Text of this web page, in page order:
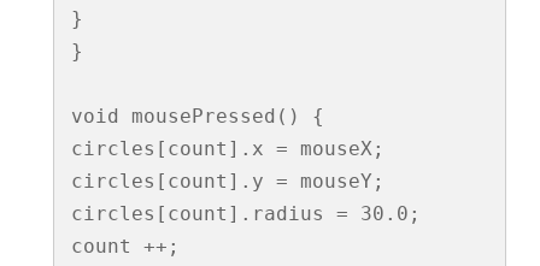
}
}
void mousePressed() {
circles[count].x = mouseX;
circles[count].y = mouseY;
circles[count].radius = 30.0;
count ++;